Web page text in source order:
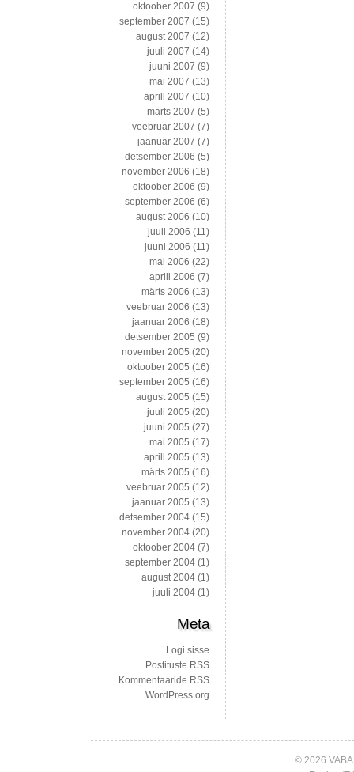
oktoober 2007 (9)
september 2007 (15)
august 2007 (12)
juuli 2007 (14)
juuni 2007 (9)
mai 2007 (13)
aprill 2007 (10)
märts 2007 (5)
veebruar 2007 (7)
jaanuar 2007 (7)
detsember 2006 (5)
november 2006 (18)
oktoober 2006 (9)
september 2006 (6)
august 2006 (10)
juuli 2006 (11)
juuni 2006 (11)
mai 2006 (22)
aprill 2006 (7)
märts 2006 (13)
veebruar 2006 (13)
jaanuar 2006 (18)
detsember 2005 (9)
november 2005 (20)
oktoober 2005 (16)
september 2005 (16)
august 2005 (15)
juuli 2005 (20)
juuni 2005 (27)
mai 2005 (17)
aprill 2005 (13)
märts 2005 (16)
veebruar 2005 (12)
jaanuar 2005 (13)
detsember 2004 (15)
november 2004 (20)
oktoober 2004 (7)
september 2004 (1)
august 2004 (1)
juuli 2004 (1)
Meta
Logi sisse
Postituste RSS
Kommentaaride RSS
WordPress.org
© 2026